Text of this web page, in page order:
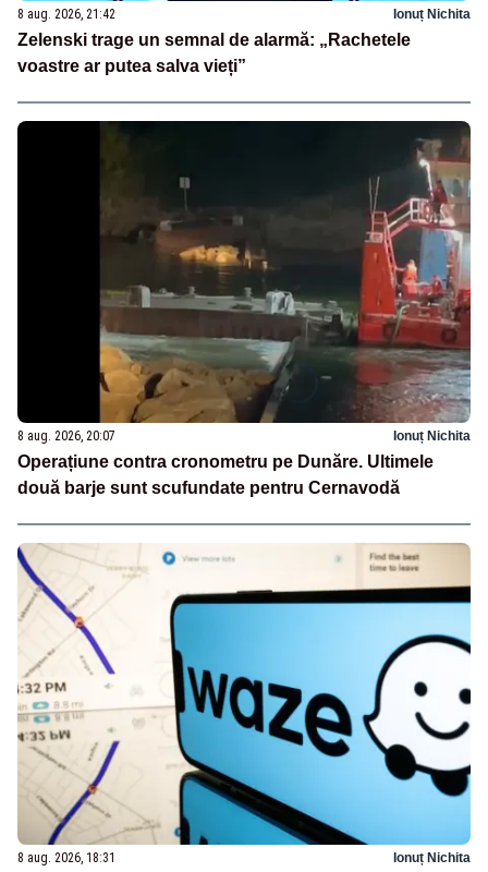
8 aug. 2026, 21:42 Ionuț Nichita
Zelenski trage un semnal de alarmă: „Rachetele
voastre ar putea salva vieți”
8 aug. 2026, 20:07 Ionuț Nichita
Operațiune contra cronometru pe Dunăre. Ultimele
două barje sunt scufundate pentru Cernavodă
8 aug. 2026, 18:31 Ionuț Nichita